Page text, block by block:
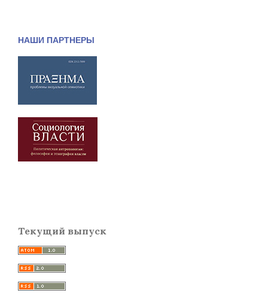
НАШИ ПАРТНЕРЫ
Текущий выпуск